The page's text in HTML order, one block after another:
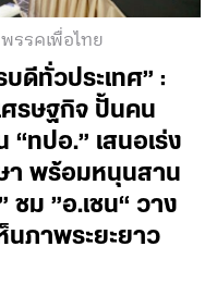
รรคเพื่อไทย
ดีทั่วประเทศ” :
ศรษฐกิจ ปั้นคน
ทปอ.” เสนอเร่ง
า พร้อมหนุนสาน
ชม ”อ.เชน“ วาง
นภาพระยะยาว